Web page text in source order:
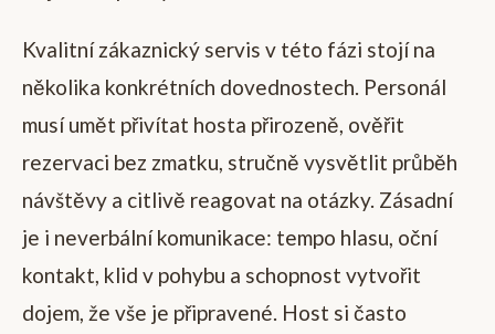
Kvalitní zákaznický servis v této fázi stojí na
několika konkrétních dovednostech. Personál
musí umět přivítat hosta přirozeně, ověřit
rezervaci bez zmatku, stručně vysvětlit průběh
návštěvy a citlivě reagovat na otázky. Zásadní
je i neverbální komunikace: tempo hlasu, oční
kontakt, klid v pohybu a schopnost vytvořit
dojem, že vše je připravené. Host si často